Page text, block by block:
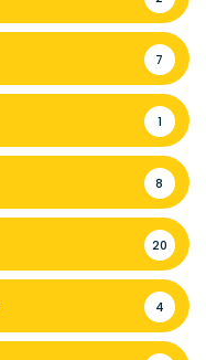
7
1
8
20
4